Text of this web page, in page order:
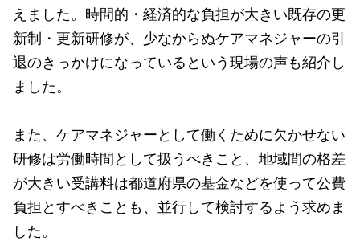
えました。時間的・経済的な負担が大きい既存の更
新制・更新研修が、少なからぬケアマネジャーの引
退のきっかけになっているという現場の声も紹介し
ました。
また、ケアマネジャーとして働くために欠かせない
研修は労働時間として扱うべきこと、地域間の格差
が大きい受講料は都道府県の基金などを使って公費
負担とすべきことも、並行して検討するよう求めま
した。